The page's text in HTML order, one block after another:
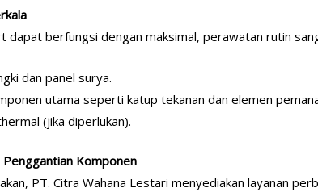
dapat berfungsi dengan maksimal, perawatan rutin
dan panel surya.
utama seperti katup tekanan dan elemen
(jika diperlukan).
Penggantian Komponen
PT. Citra Wahana Lestari menyediakan layanan